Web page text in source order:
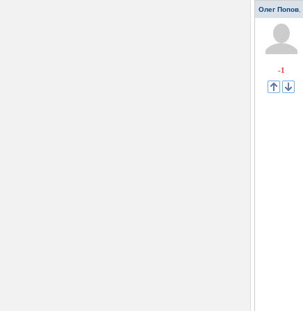
Олег Попов
-1